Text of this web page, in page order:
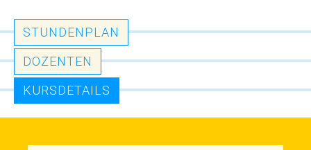
STUNDENPLAN
DOZENTEN
KURSDETAILS